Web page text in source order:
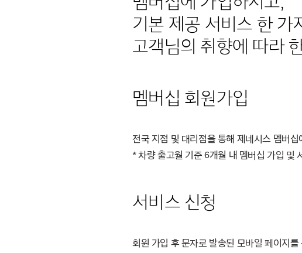
기본 제공 서비스 한 가
고객님의 취향에 따라
멤버십 회원가입
전국 지점 및 대리점을 통해 제네시스 멤버
* 차량 출고월 기준 6개월 내 멤버십 가입 및
서비스 신청
회원 가입 후 문자로 발송된 모바일 페이지